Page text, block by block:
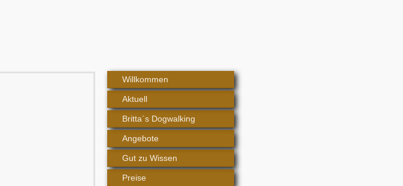
Willkommen
Aktuell
Britta´s Dogwalking
Angebote
Gut zu Wissen
Preise